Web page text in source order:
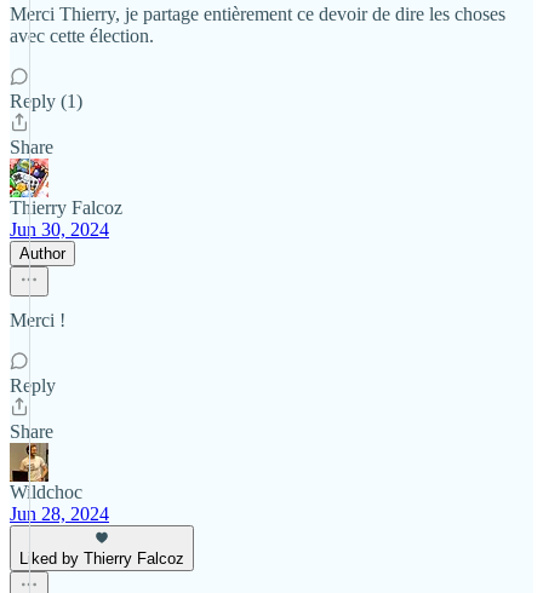
Merci Thierry, je partage entièrement ce devoir de dire les choses
avec cette élection.
Reply (1)
Share
Thierry Falcoz
Jun 30, 2024
Author
Merci !
Reply
Share
Wildchoc
Jun 28, 2024
Liked by Thierry Falcoz